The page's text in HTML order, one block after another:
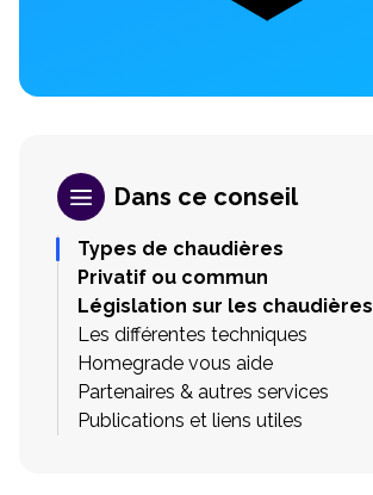
Dans ce conseil
Types de chaudières
Privatif ou commun
Législation sur les chaudières
Les différentes techniques
Homegrade vous aide
Partenaires & autres services
Publications et liens utiles